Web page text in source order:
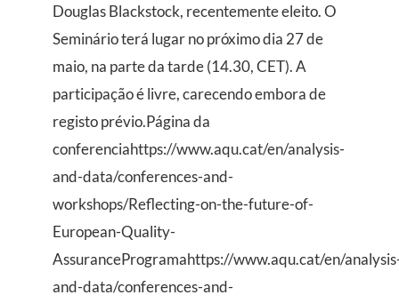
Douglas Blackstock, recentemente eleito. O
Seminário terá lugar no próximo dia 27 de
maio, na parte da tarde (14.30, CET). A
participação é livre, carecendo embora de
registo prévio.Página da
conferenciahttps://www.aqu.cat/en/analysis-
and-data/conferences-and-
workshops/Reflecting-on-the-future-of-
European-Quality-
AssuranceProgramahttps://www.aqu.cat/en/
and-data/conferences-and-